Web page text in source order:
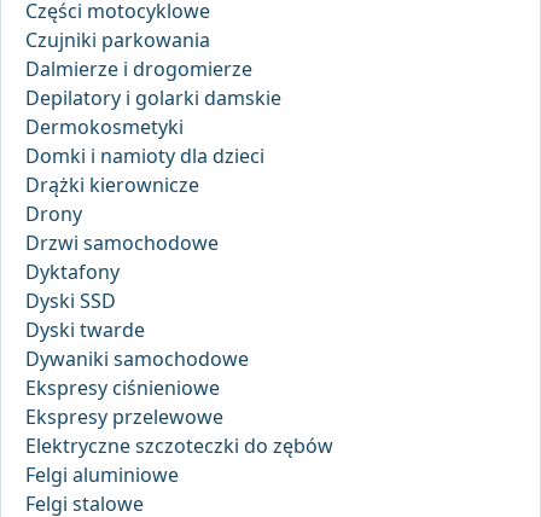
Części motocyklowe
Czujniki parkowania
Dalmierze i drogomierze
Depilatory i golarki damskie
Dermokosmetyki
Domki i namioty dla dzieci
Drążki kierownicze
Drony
Drzwi samochodowe
Dyktafony
Dyski SSD
Dyski twarde
Dywaniki samochodowe
Ekspresy ciśnieniowe
Ekspresy przelewowe
Elektryczne szczoteczki do zębów
Felgi aluminiowe
Felgi stalowe